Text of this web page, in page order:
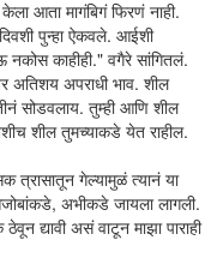
आता मागंबिगं फिरणं नाही.
पुन्हा ऐकवले. आईशी
काहीही." वगैरे सांगितलं.
अतिशय अपराधी भाव. शील
सोडवलाय. तुम्ही आणि शील
शील तुमच्याकडे येत राहील.
त्रासातून गेल्यामुळं त्यानं या
अभीकडे जायला लागली.
द्यावी असं वाटून माझा पाराही